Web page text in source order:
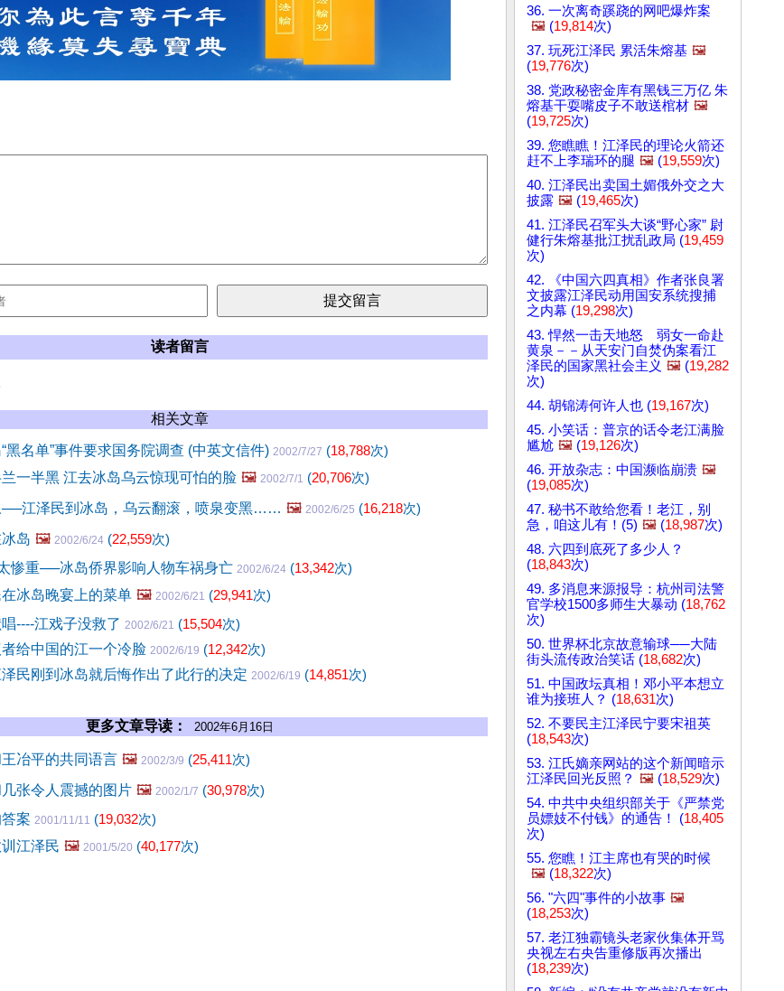
读者留言
相关文章
黑名单”事件要求国务院调查 (中英文信件) 2002/7/27 (18,788次)
一半黑 江去冰岛乌云惊现可怕的脸 🖼️ 2002/7/1 (20,706次)
──江泽民到冰岛，乌云翻滚，喷泉变黑…… 🖼️ 2002/6/25 (16,218次)
岛 🖼️ 2002/6/24 (22,559次)
惨重──冰岛侨界影响人物车祸身亡 2002/6/24 (13,342次)
冰岛晚宴上的菜单 🖼️ 2002/6/21 (29,941次)
----江戏子没救了 2002/6/21 (15,504次)
给中国的江一个冷脸 2002/6/19 (12,342次)
民刚到冰岛就后悔作出了此行的决定 2002/6/19 (14,851次)
更多文章导读： 2002年6月16日
冶平的共同语言 🖼️ 2002/3/9 (25,411次)
张令人震撼的图片 🖼️ 2002/1/7 (30,978次)
案 2001/11/11 (19,032次)
江泽民 🖼️ 2001/5/20 (40,177次)
36. 一次离奇蹊跷的网吧爆炸案
🖼️ (19,814次)
37. 玩死江泽民 累活朱熔基 🖼️
(19,776次)
38. 党政秘密金库有黑钱三万亿 朱
熔基干耍嘴皮子不敢送棺材 🖼️
(19,725次)
39. 您瞧瞧！江泽民的理论火箭还
赶不上李瑞环的腿 🖼️ (19,559次)
40. 江泽民出卖国土媚俄外交之大
披露 🖼️ (19,465次)
41. 江泽民召军头大谈“野心家” 尉
健行朱熔基批江扰乱政局 (19,459
次)
42. 《中国六四真相》作者张良署
文披露江泽民动用国安系统搜捕
之内幕 (19,298次)
43. 悍然一击天地怒 弱女一命赴
黄泉－－从天安门自焚伪案看江
泽民的国家黑社会主义 🖼️ (19,282
次)
44. 胡锦涛何许人也 (19,167次)
45. 小笑话：普京的话令老江满脸
尴尬 🖼️ (19,126次)
46. 开放杂志：中国濒临崩溃 🖼️
(19,085次)
47. 秘书不敢给您看！老江，别
急，咱这儿有！(5) 🖼️ (18,987次)
48. 六四到底死了多少人？
(18,843次)
49. 多消息来源报导：杭州司法警
官学校1500多师生大暴动 (18,762
次)
50. 世界杯北京故意输球──大陆
街头流传政治笑话 (18,682次)
51. 中国政坛真相！邓小平本想立
谁为接班人？ (18,631次)
52. 不要民主江泽民宁要宋祖英
(18,543次)
53. 江氏嫡亲网站的这个新闻暗示
江泽民回光反照？ 🖼️ (18,529次)
54. 中共中央组织部关于《严禁党
员嫖妓不付钱》的通告！ (18,405
次)
55. 您瞧！江主席也有哭的时候
🖼️ (18,322次)
56. "六四"事件的小故事 🖼️
(18,253次)
57. 老江独霸镜头老家伙集体开骂
央视左右央告重修版再次播出
(18,239次)